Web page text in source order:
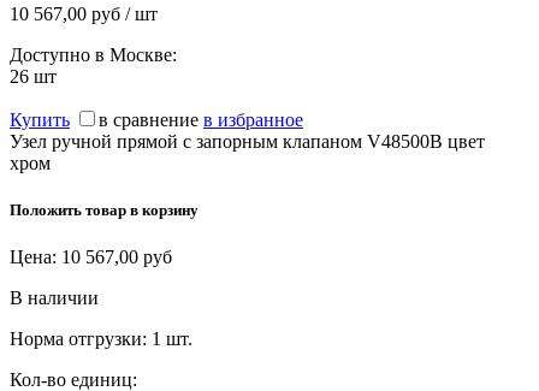
10 567,00 руб / шт
Доступно в Москве:
26 шт
Купить в сравнение в избранное
Узел ручной прямой с запорным клапаном V48500B цвет
хром
Положить товар в корзину
Цена: 10 567,00 руб
В наличии
Норма отгрузки: 1 шт.
Кол-во единиц: